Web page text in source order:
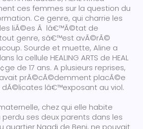
ces femmes sur la question du
Ce genre, qui charrie les
liÃ©es Ã lâ€™Ã©tat de
genre, sâ€™est avÃ©rÃ©
Sourde et muette, Aline a
la cellule HEALING ARTS de HEAL
de 17 ans. A plusieurs reprises,
prÃ©cÃ©demment placÃ©e
lâ€™exposant au viol.
chez qui elle habite
ses deux parents dans les
quartier Ngadi de Beni, ne pouvait